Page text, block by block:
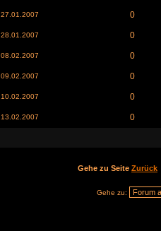
27.01.2007 0
28.01.2007 0
08.02.2007 0
09.02.2007 0
10.02.2007 0
13.02.2007 0
Gehe zu Seite Zurück
Gehe zu: